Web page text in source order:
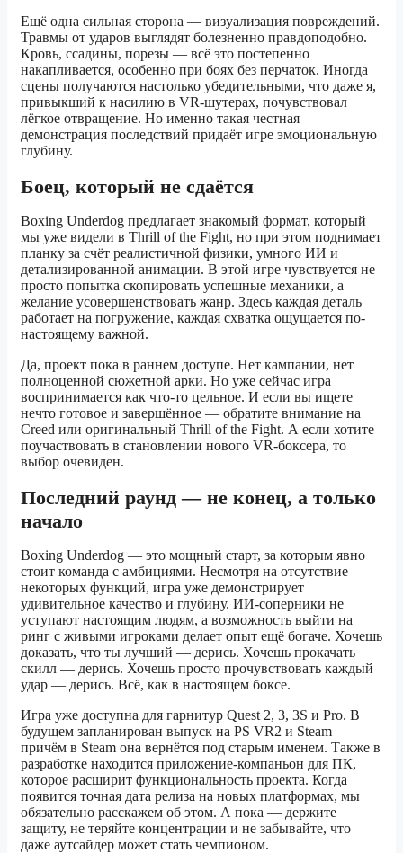
Ещё одна сильная сторона — визуализация повреждений.
Травмы от ударов выглядят болезненно правдоподобно.
Кровь, ссадины, порезы — всё это постепенно
накапливается, особенно при боях без перчаток. Иногда
сцены получаются настолько убедительными, что даже я,
привыкший к насилию в VR-шутерах, почувствовал
лёгкое отвращение. Но именно такая честная
демонстрация последствий придаёт игре эмоциональную
глубину.
Боец, который не сдаётся
Boxing Underdog предлагает знакомый формат, который
мы уже видели в Thrill of the Fight, но при этом поднимает
планку за счёт реалистичной физики, умного ИИ и
детализированной анимации. В этой игре чувствуется не
просто попытка скопировать успешные механики, а
желание усовершенствовать жанр. Здесь каждая деталь
работает на погружение, каждая схватка ощущается по-
настоящему важной.
Да, проект пока в раннем доступе. Нет кампании, нет
полноценной сюжетной арки. Но уже сейчас игра
воспринимается как что-то цельное. И если вы ищете
нечто готовое и завершённое — обратите внимание на
Creed или оригинальный Thrill of the Fight. А если хотите
поучаствовать в становлении нового VR-боксера, то
выбор очевиден.
Последний раунд — не конец, а только
начало
Boxing Underdog — это мощный старт, за которым явно
стоит команда с амбициями. Несмотря на отсутствие
некоторых функций, игра уже демонстрирует
удивительное качество и глубину. ИИ-соперники не
уступают настоящим людям, а возможность выйти на
ринг с живыми игроками делает опыт ещё богаче. Хочешь
доказать, что ты лучший — дерись. Хочешь прокачать
скилл — дерись. Хочешь просто прочувствовать каждый
удар — дерись. Всё, как в настоящем боксе.
Игра уже доступна для гарнитур Quest 2, 3, 3S и Pro. В
будущем запланирован выпуск на PS VR2 и Steam —
причём в Steam она вернётся под старым именем. Также в
разработке находится приложение-компаньон для ПК,
которое расширит функциональность проекта. Когда
появится точная дата релиза на новых платформах, мы
обязательно расскажем об этом. А пока — держите
защиту, не теряйте концентрации и не забывайте, что
даже аутсайдер может стать чемпионом.